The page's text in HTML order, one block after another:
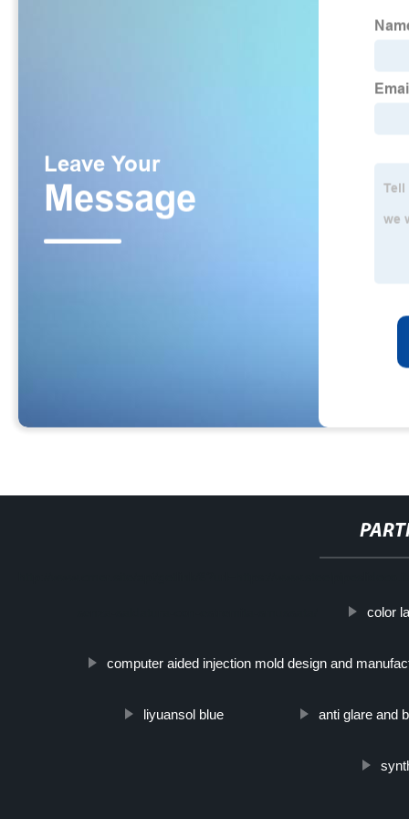
color
computer aided injection mold design and
liyuansol blue anti glare and